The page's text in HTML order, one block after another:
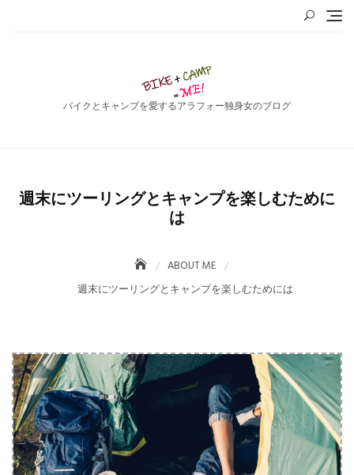
バイクとキャンプを愛するアラフォー独身女のブログ
週末にツーリングとキャンプを楽しむために
は
ABOUT ME
週末にツーリングとキャンプを楽しむためには